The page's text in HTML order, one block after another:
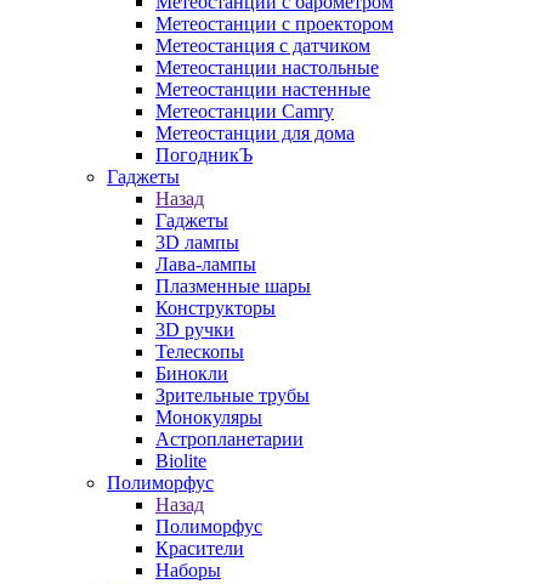
Метеостанции с проектором
Метеостанция с датчиком
Метеостанции настольные
Метеостанции настенные
Метеостанции Camry
Метеостанции для дома
ПогодникЪ
Гаджеты
Назад
Гаджеты
3D лампы
Лава-лампы
Плазменные шары
Конструкторы
3D ручки
Телескопы
Бинокли
Зрительные трубы
Монокуляры
Астропланетарии
Biolite
Полиморфус
Назад
Полиморфус
Красители
Наборы